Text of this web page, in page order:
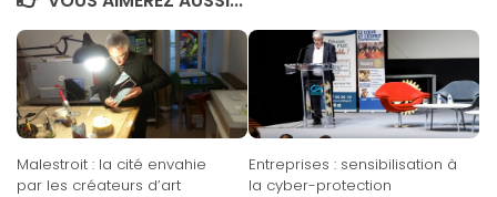
Malestroit : la cité envahie
par les créateurs d’art
Entreprises : sensibilisation à
la cyber-protection